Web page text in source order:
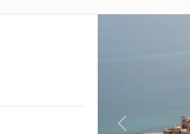
Previous